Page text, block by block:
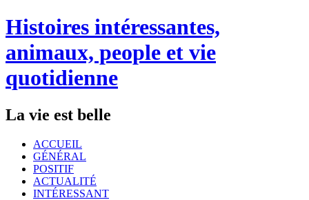
Skip
to
content
Histoires intéressantes,
animaux, people et vie
quotidienne
La vie est belle
ACCUEIL
GÉNÉRAL
POSITIF
ACTUALITÉ
INTÉRESSANT